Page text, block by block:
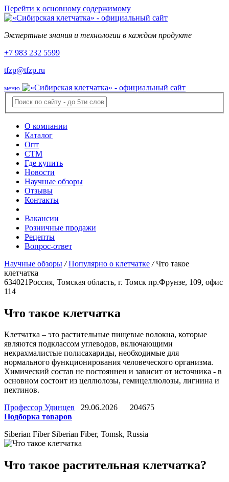
Перейти к основному содержимому
Экспертные знания и технологии в каждом продукте
+7 983 232 5599
tfzp@tfzp.ru
меню
О компании
Каталог
Опт
СТМ
Где купить
Новости
Научные обзоры
Отзывы
Контакты
Вакансии
Розничные продажи
Рецепты
Вопрос-ответ
Научные обзоры / Популярно о клетчатке / Что такое
клетчатка
634021Россия, Томская область, г. Томск пр.Фрунзе, 109, офис
114
Что такое клетчатка
Клетчатка – это растительные пищевые волокна, которые
являются подклассом углеводов, включающими
некрахмалистые полисахариды, необходимые для
нормального функционирования человеческого организма.
Химический состав не постояннен и зависит от источника - в
основном состоит из целлюлозы, гемицеллюлозы, лигнина и
пектинов.
Профессор Удинцев
29.06.2026
204675
Подборка товаров
Siberian Fiber Siberian Fiber, Tomsk, Russia
Что такое растительная клетчатка?